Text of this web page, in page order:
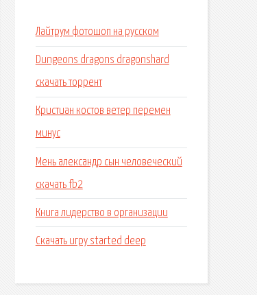
Лайтрум фотошоп на русском
Dungeons dragons dragonshard
скачать торрент
Кристиан костов ветер перемен
минус
Мень александр сын человеческий
скачать fb2
Книга лидерство в организации
Скачать игру started deep